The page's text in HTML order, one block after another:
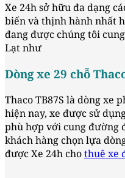
Xe 24h sở hữu đa dạng
biến và thịnh hành nhất
đang được chúng tôi
Lạt như
Dòng xe 29 chỗ
Thaco TB87S là dòng xe
hiện nay, xe được sử
phù hợp với cung đường
khách hàng chọn lựa
được Xe 24h chothuê xe